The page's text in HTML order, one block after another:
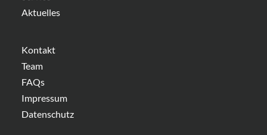
Aktuelles
Kontakt
Team
FAQs
Impressum
Datenschutz